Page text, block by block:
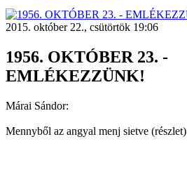
2015. október 22., csütörtök 19:06
1956. OKTÓBER 23. -
EMLÉKEZZÜNK!
Márai Sándor:
Mennyből az angyal menj sietve (részlet)